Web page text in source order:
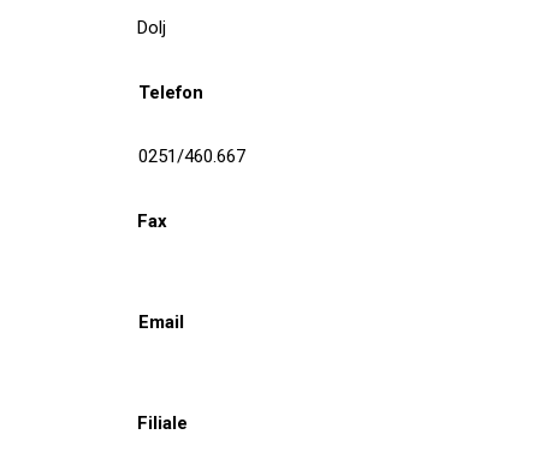
Dolj
Telefon
0251/460.667
Fax
Email
Filiale